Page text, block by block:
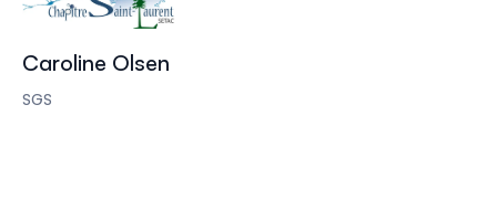
Caroline Olsen
SGS